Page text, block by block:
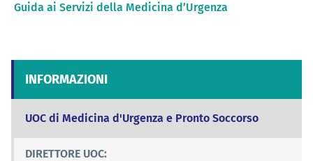
Guida ai Servizi della Medicina d’Urgenza
INFORMAZIONI
UOC di Medicina d'Urgenza e Pronto Soccorso
DIRETTORE UOC: